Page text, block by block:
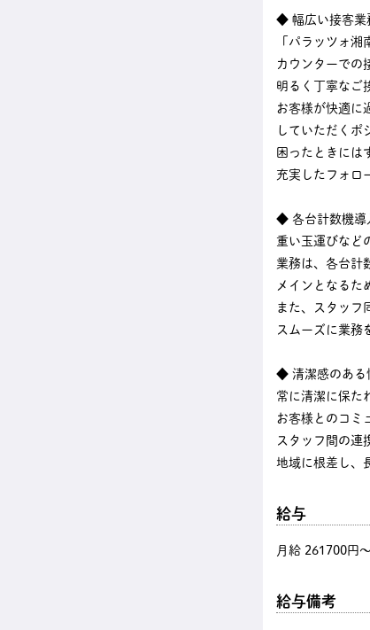
◆ 幅広い接客業
「パラッツォ
カウンターでの
明るく丁寧なご
お客様が快適に
していただくポ
困ったときには
充実したフォロ
◆ 各台計数機導
重い玉運びなど
業務は、各台計
メインとなるた
また、スタッフ
スムーズに業務
◆ 清潔感のある
常に清潔に保た
お客様とのコミ
スタッフ間の連
地域に根差し、
給与
月給 261700円
給与備考